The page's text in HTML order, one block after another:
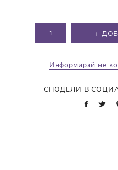
Информирай ме
СПОДЕЛИ В